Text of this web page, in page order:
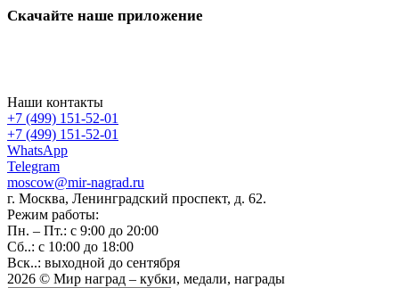
Скачайте наше приложение
Наши контакты
+7 (499) 151-52-01
+7 (499) 151-52-01
WhatsApp
Telegram
moscow@mir-nagrad.ru
г. Москва, Ленинградский проспект, д. 62.
Режим работы:
Пн. – Пт.: с 9:00 до 20:00
Сб..: с 10:00 до 18:00
Вск..: выходной до сентября
2026 © Мир наград – кубки, медали, награды